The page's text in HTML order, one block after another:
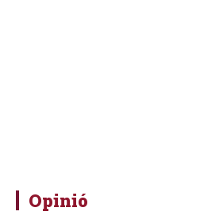
Opinió